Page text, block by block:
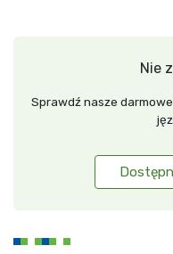
Nie
Sprawdź nasze